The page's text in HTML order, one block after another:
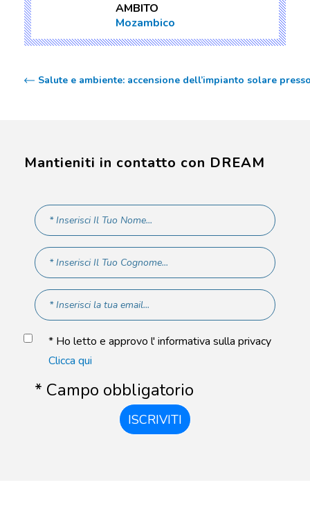
AMBITO
Mozambico
Salute e ambiente: accensione dell’impianto solare
Mantieniti in contatto con DREAM
* Ho letto e approvo l' informativa sulla privacy
Clicca qui
* Campo obbligatorio
ISCRIVITI